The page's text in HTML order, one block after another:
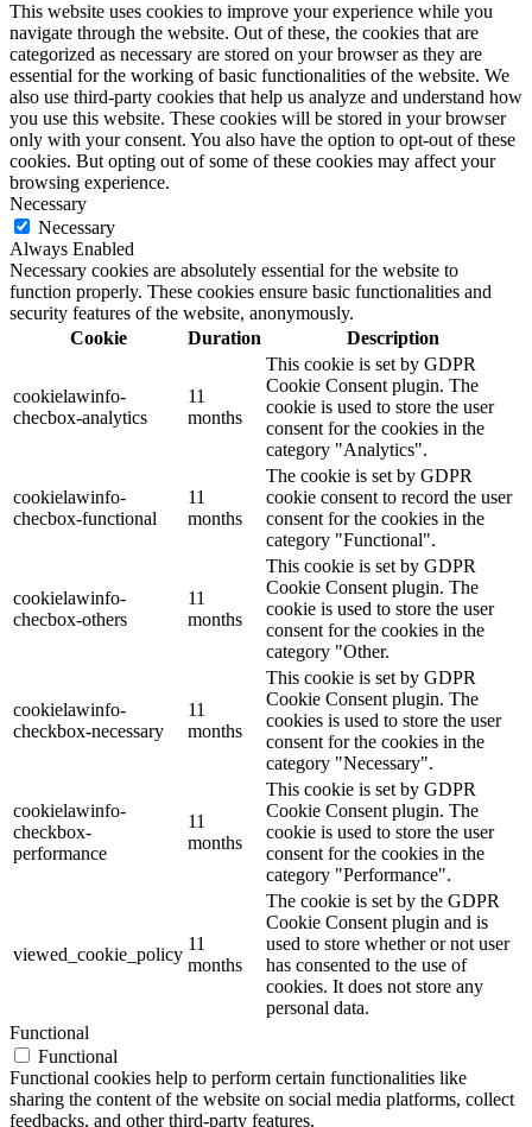
This website uses cookies to improve your experience while you
navigate through the website. Out of these, the cookies that are
categorized as necessary are stored on your browser as they are
essential for the working of basic functionalities of the website. We
also use third-party cookies that help us analyze and understand how
you use this website. These cookies will be stored in your browser
only with your consent. You also have the option to opt-out of these
cookies. But opting out of some of these cookies may affect your
browsing experience.
Necessary
Necessary
Always Enabled
Necessary cookies are absolutely essential for the website to
function properly. These cookies ensure basic functionalities and
security features of the website, anonymously.
Cookie
Duration Description
cookielawinfo-
checbox-analytics
11
months
This cookie is set by GDPR
Cookie Consent plugin. The
cookie is used to store the user
consent for the cookies in the
category "Analytics".
cookielawinfo-
checbox-functional
11
months
The cookie is set by GDPR
cookie consent to record the user
consent for the cookies in the
category "Functional".
cookielawinfo-
checbox-others
11
months
This cookie is set by GDPR
Cookie Consent plugin. The
cookie is used to store the user
consent for the cookies in the
category "Other.
cookielawinfo-
checkbox-necessary
11
months
This cookie is set by GDPR
Cookie Consent plugin. The
cookies is used to store the user
consent for the cookies in the
category "Necessary".
cookielawinfo-
checkbox-
performance
11
months
This cookie is set by GDPR
Cookie Consent plugin. The
cookie is used to store the user
consent for the cookies in the
category "Performance".
viewed_cookie_policy
11
months
The cookie is set by the GDPR
Cookie Consent plugin and is
used to store whether or not user
has consented to the use of
cookies. It does not store any
personal data.
Functional
Functional
Functional cookies help to perform certain functionalities like
sharing the content of the website on social media platforms, collect
feedbacks, and other third-party features.